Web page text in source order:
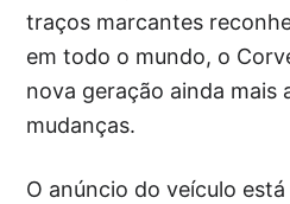
traços marcantes
em todo o mundo, o
nova geração ainda mais
mudanças.
O anúncio do veículo